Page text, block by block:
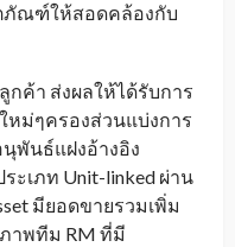
ภัณฑ์ให้สอดคล้องกับ
กค้า ส่งผลให้ได้รับการ
ม่ๆครองส่วนแบ่งการ
พันธ์แฝงอ้างอิง
ะเภท Unit-linked ผ่าน
มียอดขายรวมเพิ่ม
าพทีม RM ที่มี